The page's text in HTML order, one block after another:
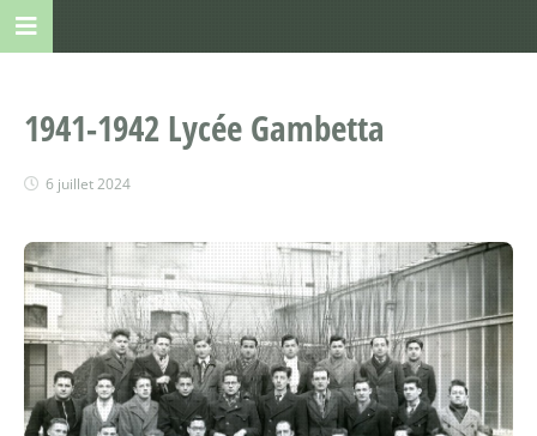
1941-1942 Lycée Gambetta
6 juillet 2024